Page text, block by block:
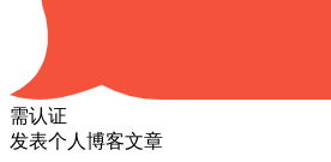
需认证
发表个人博客文章